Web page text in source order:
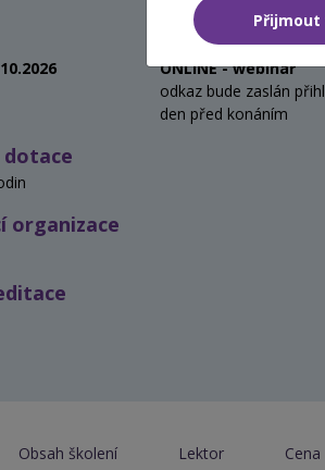
Místo
ONLINE - webinář
odkaz bude zaslán
den před konáním
organizace
Obsah školení Lektor Cena
Přijmout